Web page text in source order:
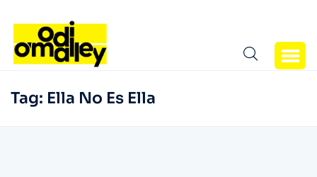
Tag: Ella No Es Ella